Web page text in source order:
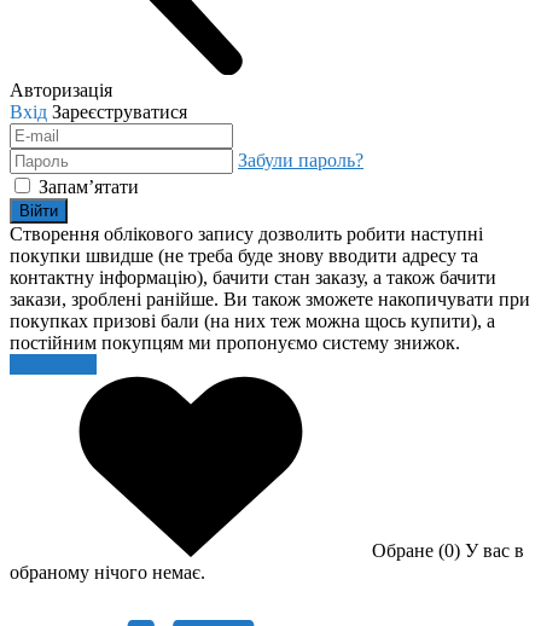
Авторизація
Вхід Зареєструватися
Забули пароль?
Запам’ятати
Війти
Створення облікового запису дозволить робити наступні
покупки швидше (не треба буде знову вводити адресу та
контактну інформацію), бачити стан заказу, а також бачити
закази, зроблені ранійше. Ви також зможете накопичувати при
покупках призові бали (на них теж можна щось купити), а
постійним покупцям ми пропонуємо систему знижок.
Обране (0) У вас в
обраному нічого немає.